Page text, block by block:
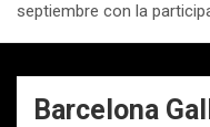
septiembre con la
Barcelona